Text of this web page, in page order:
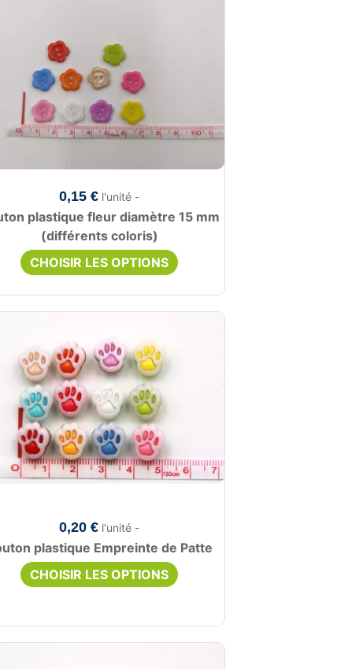
0,15 € l'unité -
plastique fleur diamètre 15 mm
(différents coloris)
CHOISIR LES OPTIONS
0,20 € l'unité -
plastique Empreinte de Patte
CHOISIR LES OPTIONS